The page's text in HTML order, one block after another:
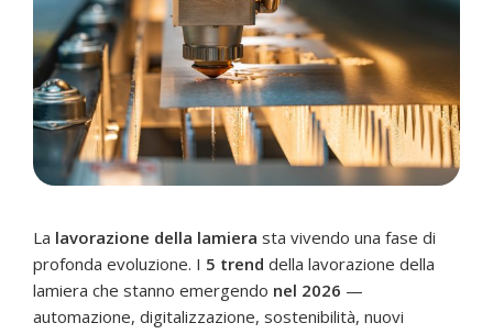
La lavorazione della lamiera sta vivendo una fase di
profonda evoluzione. I 5 trend della lavorazione della
lamiera che stanno emergendo nel 2026 —
automazione, digitalizzazione, sostenibilità, nuovi